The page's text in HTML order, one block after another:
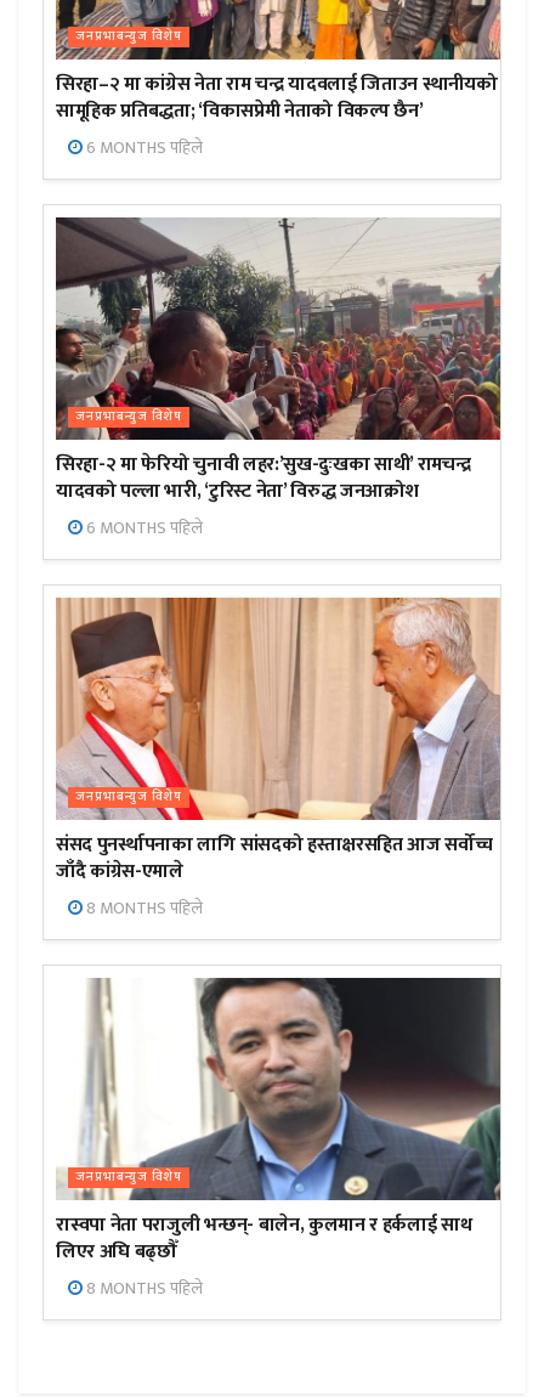
जनप्रभाबन्युज विशेष
सिरहा–२ मा कांग्रेस नेता राम चन्द्र यादवलाई जिताउन स्थानीयको
सामूहिक प्रतिबद्धता; ‘विकासप्रेमी नेताको विकल्प छैन’
6 MONTHS पहिले
जनप्रभाबन्युज विशेष
सिरहा-२ मा फेरियो चुनावी लहर:’सुख-दुःखका साथी’ रामचन्द्र
यादवको पल्ला भारी, ‘टुरिस्ट नेता’ विरुद्ध जनआक्रोश
6 MONTHS पहिले
जनप्रभाबन्युज विशेष
संसद पुनर्स्थापनाका लागि सांसदको हस्ताक्षरसहित आज सर्वोच्च
जाँदै कांग्रेस-एमाले
8 MONTHS पहिले
जनप्रभाबन्युज विशेष
रास्वपा नेता पराजुली भन्छन्- बालेन, कुलमान र हर्कलाई साथ
लिएर अघि बढ्छौँ
8 MONTHS पहिले